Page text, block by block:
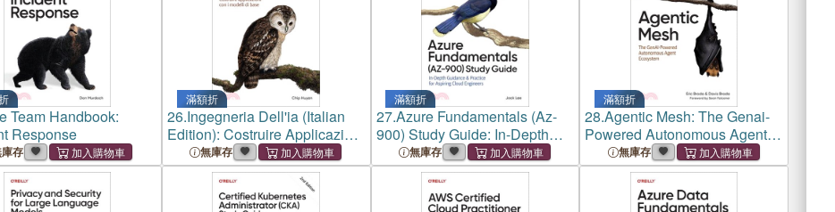
Team Handbook:
Response
存
滿額折
26.Ingegneria Dell'ia (Italian
Edition): Costruire Applicazioni
Con I Modelli Di Base
無庫存
滿額折
27.Azure Fundamentals (Az-
900) Study Guide: In-Depth
Guidance & Practice for
Aspiring Cloud Engineers
無庫存
滿額折
28.Agentic Mesh: The Genai-
Powered Autonomous Agent
Ecosystem
無庫存